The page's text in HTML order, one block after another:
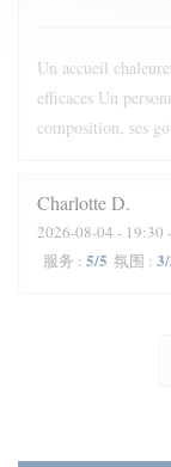
Un accueil
efficaces Un
composition, ses
CharlotteD
2026-08-04 - 19:30
服务 : 5/5 氛围 : 3